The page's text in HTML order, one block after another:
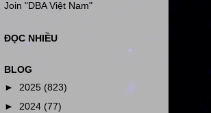
Join "DBA Việt Nam"
ĐỌC NHIỀU
BLOG
► 2025 (823)
► 2024 (77)